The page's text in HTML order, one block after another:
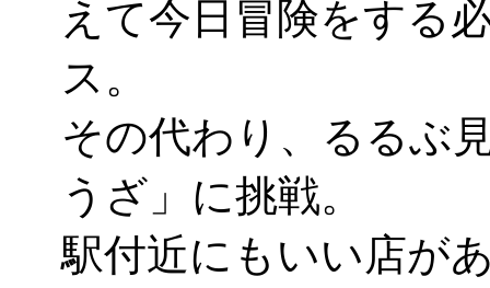
えて今日冒険をする
ス。
その代わり、るるぶ
うざ」に挑戦。
駅付近にもいい店が